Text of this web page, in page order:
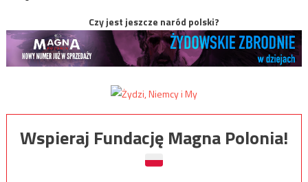
Czy jest jeszcze naród polski?
Wspieraj Fundację Magna Polonia!